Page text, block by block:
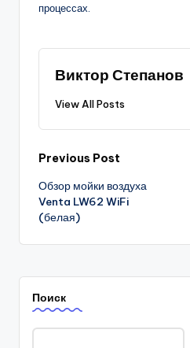
процессах.
Виктор Степанов
View All Posts
Post
navigation
Previous Post
Обзор мойки воздуха
Venta LW62 WiFi
(белая)
Поиск